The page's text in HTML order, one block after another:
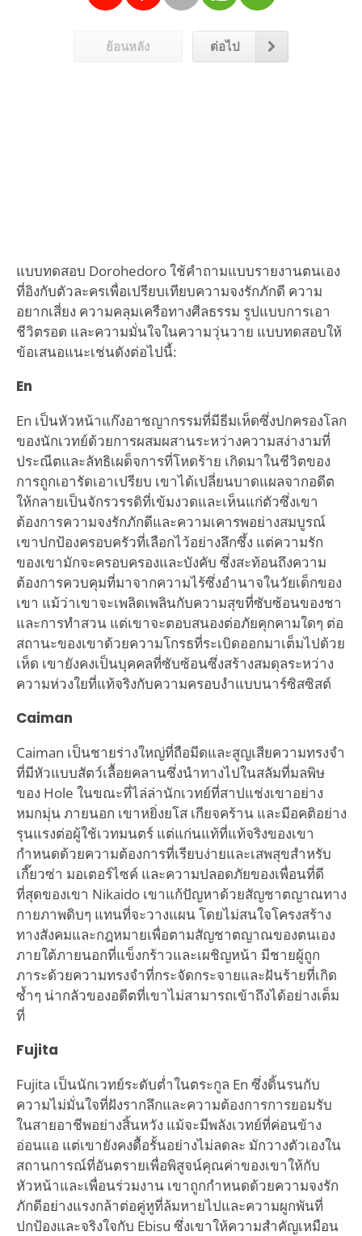
ย้อนหลัง ต่อไป
แบบทดสอบ Dorohedoro ใช้คำถามแบบรายงานตนเอง
ที่อิงกับตัวละครเพื่อเปรียบเทียบความจงรักภักดี ความ
อยากเสี่ยง ความคลุมเครือทางศีลธรรม รูปแบบการเอา
ชีวิตรอด และความมั่นใจในความวุ่นวาย แบบทดสอบให้
ข้อเสนอแนะเช่นดังต่อไปนี้:
En
En เป็นหัวหน้าแก๊งอาชญากรรมที่มีธีมเห็ดซึ่งปกครองโลก
ของนักเวทย์ด้วยการผสมผสานระหว่างความสง่างามที่
ประณีตและลัทธิเผด็จการที่โหดร้าย เกิดมาในชีวิตของ
การถูกเอารัดเอาเปรียบ เขาได้เปลี่ยนบาดแผลจากอดีต
ให้กลายเป็นจักรวรรดิที่เข้มงวดและเห็นแก่ตัวซึ่งเขา
ต้องการความจงรักภักดีและความเคารพอย่างสมบูรณ์
เขาปกป้องครอบครัวที่เลือกไว้อย่างลึกซึ้ง แต่ความรัก
ของเขามักจะครอบครองและบังคับ ซึ่งสะท้อนถึงความ
ต้องการควบคุมที่มาจากความไร้ซึ่งอำนาจในวัยเด็กของ
เขา แม้ว่าเขาจะเพลิดเพลินกับความสุขที่ซับซ้อนของชา
และการทำสวน แต่เขาจะตอบสนองต่อภัยคุกคามใดๆ ต่อ
สถานะของเขาด้วยความโกรธที่ระเบิดออกมาเต็มไปด้วย
เห็ด เขายังคงเป็นบุคคลที่ซับซ้อนซึ่งสร้างสมดุลระหว่าง
ความห่วงใยที่แท้จริงกับความครอบงำแบบนาร์ซิสซิสต์
Caiman
Caiman เป็นชายร่างใหญ่ที่ถือมีดและสูญเสียความทรงจำ
ที่มีหัวแบบสัตว์เลื้อยคลานซึ่งนำทางไปในสลัมที่มลพิษ
ของ Hole ในขณะที่ไล่ล่านักเวทย์ที่สาปแช่งเขาอย่าง
หมกมุ่น ภายนอก เขาหยิ่งยโส เกียจคร้าน และมีอคติอย่าง
รุนแรงต่อผู้ใช้เวทมนตร์ แต่แก่นแท้ที่แท้จริงของเขา
กำหนดด้วยความต้องการที่เรียบง่ายและเสพสุขสำหรับ
เกี๊ยวซ่า มอเตอร์ไซค์ และความปลอดภัยของเพื่อนที่ดี
ที่สุดของเขา Nikaido เขาแก้ปัญหาด้วยสัญชาตญาณทาง
กายภาพดิบๆ แทนที่จะวางแผน โดยไม่สนใจโครงสร้าง
ทางสังคมและกฎหมายเพื่อตามสัญชาตญาณของตนเอง
ภายใต้ภายนอกที่แข็งกร้าวและเผชิญหน้า มีชายผู้ถูก
ภาระด้วยความทรงจำที่กระจัดกระจายและฝันร้ายที่เกิด
ซ้ำๆ น่ากลัวของอดีตที่เขาไม่สามารถเข้าถึงได้อย่างเต็ม
ที่
Fujita
Fujita เป็นนักเวทย์ระดับต่ำในตระกูล En ซึ่งดิ้นรนกับ
ความไม่มั่นใจที่ฝังรากลึกและความต้องการการยอมรับ
ในสายอาชีพอย่างสิ้นหวัง แม้จะมีพลังเวทย์ที่ค่อนข้าง
อ่อนแอ แต่เขายังคงดื้อรั้นอย่างไม่ลดละ มักวางตัวเองใน
สถานการณ์ที่อันตรายเพื่อพิสูจน์คุณค่าของเขาให้กับ
หัวหน้าและเพื่อนร่วมงาน เขาถูกกำหนดด้วยความจงรัก
ภักดีอย่างแรงกล้าต่อคู่หูที่ล้มหายไปและความผูกพันที่
ปกป้องและจริงใจกับ Ebisu ซึ่งเขาให้ความสำคัญเหมือน